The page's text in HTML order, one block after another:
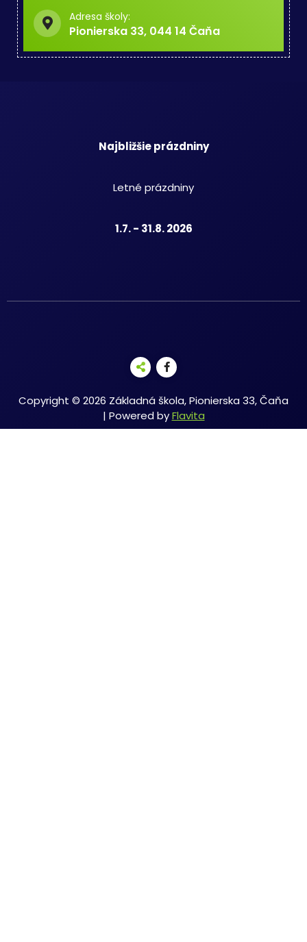
Adresa školy:
Pionierska 33, 044 14 Čaňa
Najbližšie prázdniny
Letné prázdniny
1.7. - 31.8. 2026
Copyright © 2026 Základná škola, Pionierska 33, Čaňa
| Powered byFlavita